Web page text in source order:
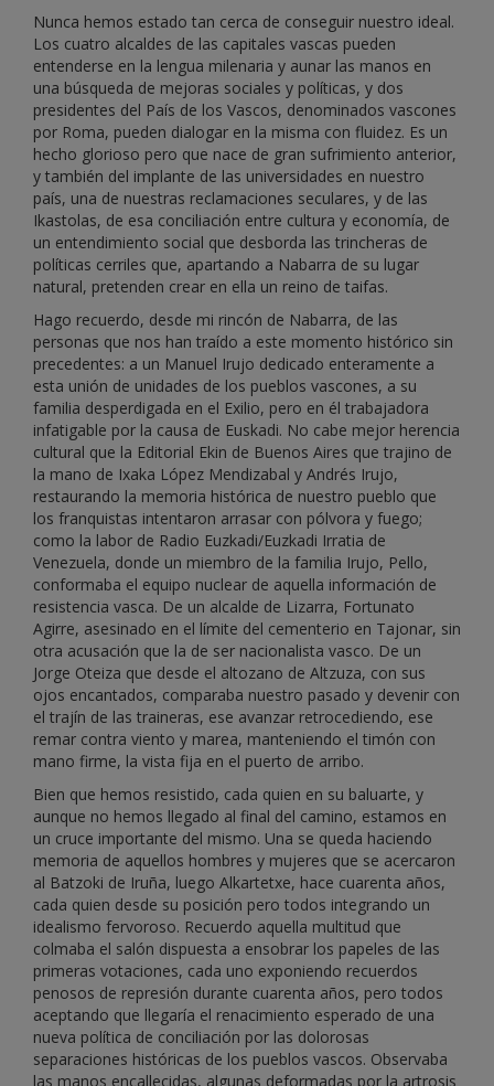
Nunca hemos estado tan cerca de conseguir nuestro ideal.
Los cuatro alcaldes de las capitales vascas pueden
entenderse en la lengua milenaria y aunar las manos en
una búsqueda de mejoras sociales y políticas, y dos
presidentes del País de los Vascos, denominados vascones
por Roma, pueden dialogar en la misma con fluidez. Es un
hecho glorioso pero que nace de gran sufrimiento anterior,
y también del implante de las universidades en nuestro
país, una de nuestras reclamaciones seculares, y de las
Ikastolas, de esa conciliación entre cultura y economía, de
un entendimiento social que desborda las trincheras de
políticas cerriles que, apartando a Nabarra de su lugar
natural, pretenden crear en ella un reino de taifas.
Hago recuerdo, desde mi rincón de Nabarra, de las
personas que nos han traído a este momento histórico sin
precedentes: a un Manuel Irujo dedicado enteramente a
esta unión de unidades de los pueblos vascones, a su
familia desperdigada en el Exilio, pero en él trabajadora
infatigable por la causa de Euskadi. No cabe mejor herencia
cultural que la Editorial Ekin de Buenos Aires que trajino de
la mano de Ixaka López Mendizabal y Andrés Irujo,
restaurando la memoria histórica de nuestro pueblo que
los franquistas intentaron arrasar con pólvora y fuego;
como la labor de Radio Euzkadi/Euzkadi Irratia de
Venezuela, donde un miembro de la familia Irujo, Pello,
conformaba el equipo nuclear de aquella información de
resistencia vasca. De un alcalde de Lizarra, Fortunato
Agirre, asesinado en el límite del cementerio en Tajonar, sin
otra acusación que la de ser nacionalista vasco. De un
Jorge Oteiza que desde el altozano de Altzuza, con sus
ojos encantados, comparaba nuestro pasado y devenir con
el trajín de las traineras, ese avanzar retrocediendo, ese
remar contra viento y marea, manteniendo el timón con
mano firme, la vista fija en el puerto de arribo.
Bien que hemos resistido, cada quien en su baluarte, y
aunque no hemos llegado al final del camino, estamos en
un cruce importante del mismo. Una se queda haciendo
memoria de aquellos hombres y mujeres que se acercaron
al Batzoki de Iruña, luego Alkartetxe, hace cuarenta años,
cada quien desde su posición pero todos integrando un
idealismo fervoroso. Recuerdo aquella multitud que
colmaba el salón dispuesta a ensobrar los papeles de las
primeras votaciones, cada uno exponiendo recuerdos
penosos de represión durante cuarenta años, pero todos
aceptando que llegaría el renacimiento esperado de una
nueva política de conciliación por las dolorosas
separaciones históricas de los pueblos vascos. Observaba
las manos encallecidas, algunas deformadas por la artrosis